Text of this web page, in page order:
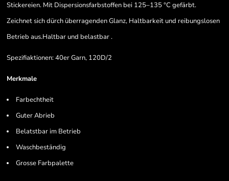
Stickereien. Mit Dispersionsfarbstoffen bei 125–135 °C gefärbt.
Zeichnet sich dürch überragenden Glanz, Haltbarkeit und reibungslosen
Betrieb aus.Haltbar und belastbar .
Spezifiaktionen: 40er Garn, 120D/2
Merkmale
Farbechtheit
Guter Abrieb
Belatstbar im Betrieb
Waschbeständig
Grosse Farbpalette